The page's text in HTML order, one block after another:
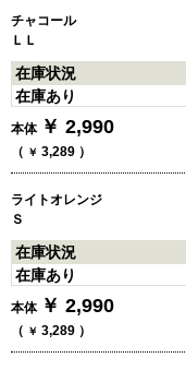
チャコール
ＬＬ
在庫状況
在庫あり
本体 ￥ 2,990
（ ￥ 3,289 ）
ライトオレンジ
Ｓ
在庫状況
在庫あり
本体 ￥ 2,990
（ ￥ 3,289 ）